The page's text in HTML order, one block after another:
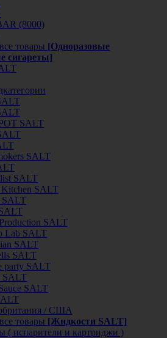
(8000)
товары [Одноразовые
сигареты]
SALT
SALT
SALT
Kitchen SALT
SALT
SALT
Lab SALT
SALT
SALT
party SALT
SALT
SALT
/ США
товары [Жидкости SALT]
( испарители и картриджи )